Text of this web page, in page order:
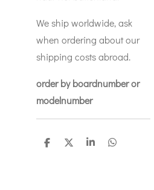
We ship worldwide, ask
when ordering about our
shipping costs abroad.
order by boardnumber or
modelnumber
D
D
S
D